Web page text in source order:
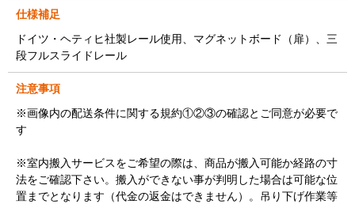
仕様補足
ドイツ・ヘティヒ社製レール使用、マグネットボード（扉）、三
段フルスライドレール
注意事項
※画像内の配送条件に関する規約①②③の確認とご同意が必要で
す
※室内搬入サービスをご希望の際は、商品が搬入可能か経路の寸
法をご確認下さい。搬入ができない事が判明した場合は可能な位
置までとなります（代金の返金はできません）。吊り下げ作業等